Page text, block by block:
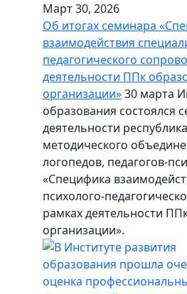
Март 30, 2026
Об итогах семинара
взаимодействия
педагогического
деятельности ППк
организации»30 марта
образования состоялся
деятельности
методического
логопедов, педагогов-
«Специфика
психолого-
рамках деятельности
организации».